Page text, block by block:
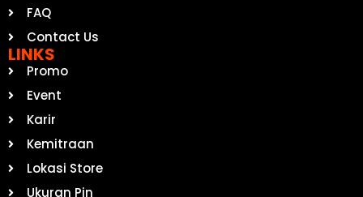
FAQ
Contact Us
LINKS
Promo
Event
Karir
Kemitraan
Lokasi Store
Ukuran Pin